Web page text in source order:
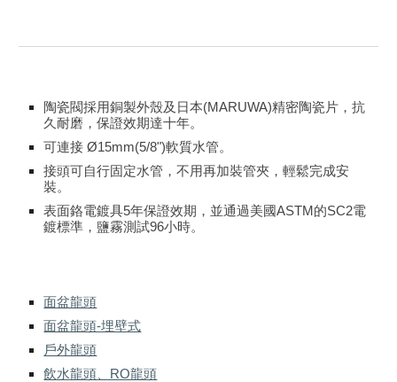
陶瓷閥採用銅製外殼及日本(MARUWA)精密陶瓷片，抗
久耐磨，保證效期達十年。
可連接 Ø15mm(5/8")軟質水管。
接頭可自行固定水管，不用再加裝管夾，輕鬆完成安
裝。
表面鉻電鍍具5年保證效期，並通過美國ASTM的SC2電
鍍標準，鹽霧測試96小時。
面盆龍頭
面盆龍頭-埋壁式
戶外龍頭
飲水龍頭、RO龍頭